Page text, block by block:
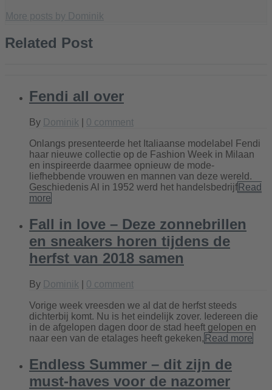
More posts by Dominik
Related Post
Fendi all over
By Dominik 0 comment
Onlangs presenteerde het Italiaanse modelabel Fendi
haar nieuwe collectie op de Fashion Week in Milaan
en inspireerde daarmee opnieuw de mode-
liefhebbende vrouwen en mannen van deze wereld.
Geschiedenis Al in 1952 werd het handelsbedrijf Read
more
Fall in love – Deze zonnebrillen
en sneakers horen tijdens de
herfst van 2018 samen
By Dominik 0 comment
Vorige week vreesden we al dat de herfst steeds
dichterbij komt. Nu is het eindelijk zover. Iedereen die
in de afgelopen dagen door de stad heeft gelopen en
naar een van de etalages heeft gekeken, Read more
Endless Summer – dit zijn de
must-haves voor de nazomer